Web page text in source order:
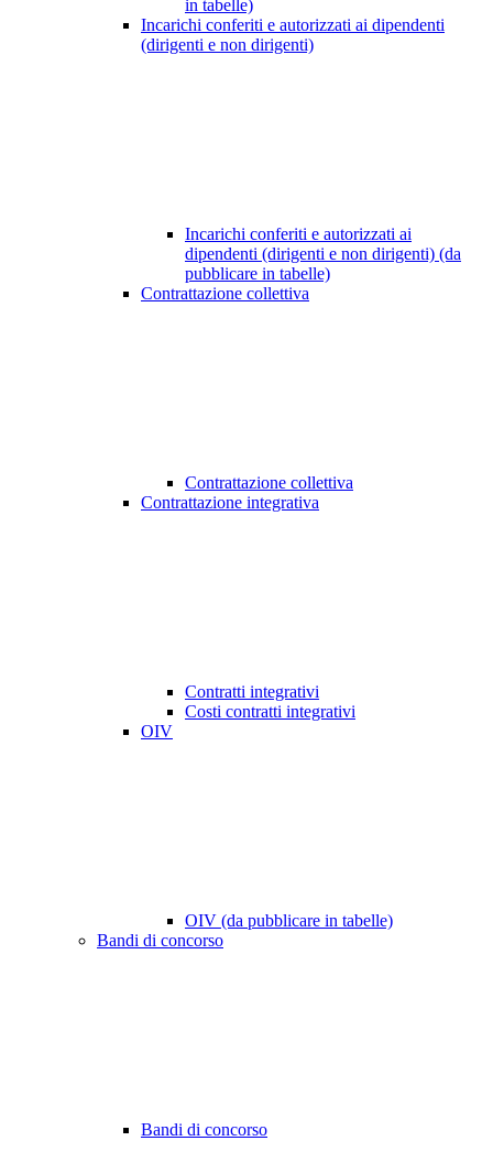
in tabelle)
Incarichi conferiti e autorizzati ai dipendenti
(dirigenti e non dirigenti)
Incarichi conferiti e autorizzati ai
dipendenti (dirigenti e non dirigenti) (da
pubblicare in tabelle)
Contrattazione collettiva
Contrattazione collettiva
Contrattazione integrativa
Contratti integrativi
Costi contratti integrativi
OIV
OIV (da pubblicare in tabelle)
Bandi di concorso
Bandi di concorso